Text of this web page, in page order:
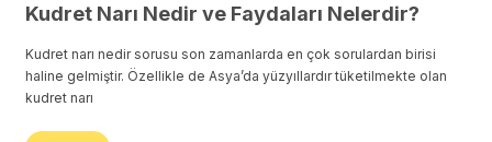
Kudret Narı Nedir ve Faydaları Nelerdir?
Kudret narı nedir sorusu son zamanlarda en çok sorulardan birisi
haline gelmiştir. Özellikle de Asya’da yüzyıllardır tüketilmekte olan
kudret narı